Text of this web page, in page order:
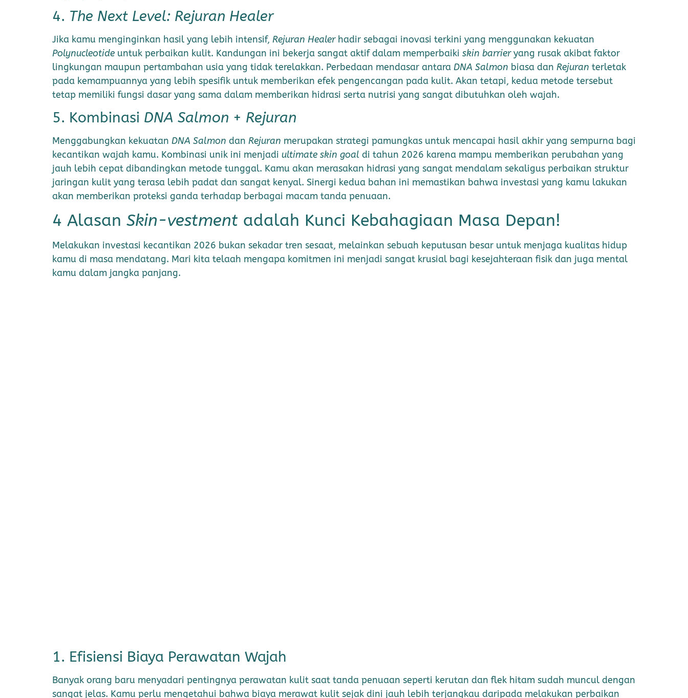
4. The Next Level: Rejuran Healer
Jika kamu menginginkan hasil yang lebih intensif, Rejuran Healerhadir sebagai inovasi terkini yang menggunakan kekuatan
Polynucleotide untuk perbaikan kulit. Kandungan ini bekerja sangat aktif dalam memperbaiki skin barrieryang rusak akibat faktor
lingkungan maupun pertambahan usia yang tidak terelakkan. Perbedaan mendasar antara DNA Salmon biasa dan Rejuran terletak
pada kemampuannya yang lebih spesifik untuk memberikan efek pengencangan pada kulit. Akan tetapi, kedua metode tersebut
tetap memiliki fungsi dasar yang sama dalam memberikan hidrasi serta nutrisi yang sangat dibutuhkan oleh wajah.
5. Kombinasi DNA Salmon + Rejuran
Menggabungkan kekuatan DNA Salmon dan Rejuran merupakan strategi pamungkas untuk mencapai hasil akhir yang sempurna bagi
kecantikan wajah kamu. Kombinasi unik ini menjadi ultimate skin goal di tahun 2026 karena mampu memberikan perubahan yang
jauh lebih cepat dibandingkan metode tunggal. Kamu akan merasakan hidrasi yang sangat mendalam sekaligus perbaikan struktur
jaringan kulit yang terasa lebih padat dan sangat kenyal. Sinergi kedua bahan ini memastikan bahwa investasi yang kamu lakukan
akan memberikan proteksi ganda terhadap berbagai macam tanda penuaan.
4 Alasan Skin-vestment adalah Kunci Kebahagiaan Masa Depan!
Melakukan investasi kecantikan 2026 bukan sekadar tren sesaat, melainkan sebuah keputusan besar untuk menjaga kualitas hidup
kamu di masa mendatang. Mari kita telaah mengapa komitmen ini menjadi sangat krusial bagi kesejahteraan fisik dan juga mental
kamu dalam jangka panjang.
1. Efisiensi Biaya Perawatan Wajah
Banyak orang baru menyadari pentingnya perawatan kulit saat tanda penuaan seperti kerutan dan flek hitam sudah muncul dengan
sangat jelas. Kamu perlu mengetahui bahwa biaya merawat kulit sejak dini jauh lebih terjangkau daripada melakukan perbaikan